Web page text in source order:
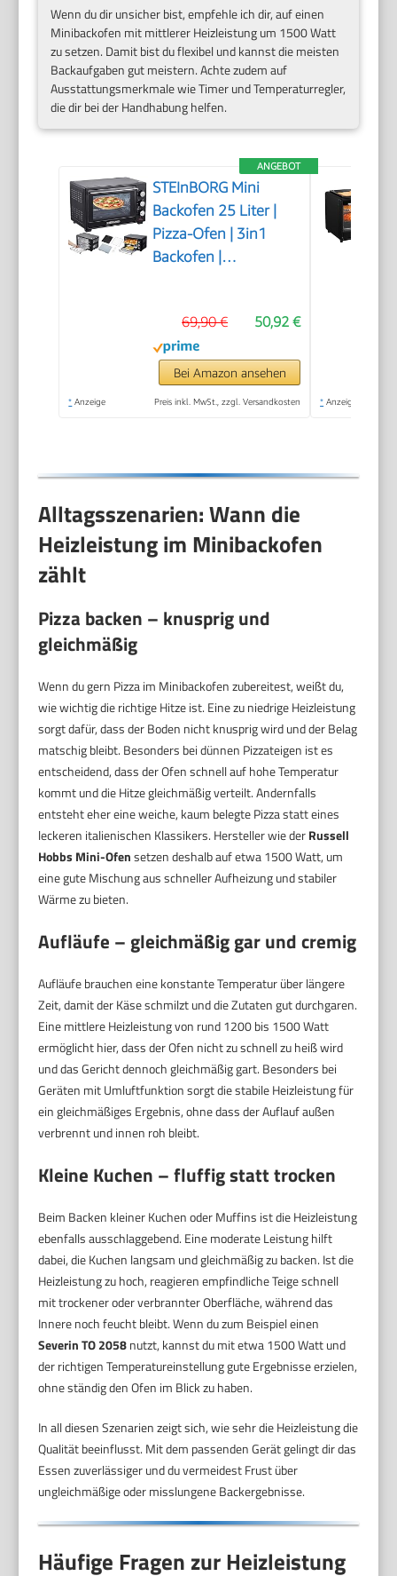
Wenn du dir unsicher bist, empfehle ich dir, auf einen
Minibackofen mit mittlerer Heizleistung um 1500 Watt
zu setzen. Damit bist du flexibel und kannst die meisten
Backaufgaben gut meistern. Achte zudem auf
Ausstattungsmerkmale wie Timer und Temperaturregler,
die dir bei der Handhabung helfen.
ANGEBOT
STEInBORG Mini
Backofen 25 Liter |
Pizza-Ofen | 3in1
Backofen |
Krümelblech |
Ober-/Unterhitze |
Konvektion | 60
minTimer | 1.600
50,92 €
69,90 €
Bei Amazon ansehen
* Anzeige Preis inkl. MwSt., zzgl. Versandkosten * Anzeige
Alltagsszenarien: Wann die
Heizleistung im Minibackofen
zählt
Pizza backen – knusprig und
gleichmäßig
Wenn du gern Pizza im Minibackofen zubereitest, weißt du,
wie wichtig die richtige Hitze ist. Eine zu niedrige Heizleistung
sorgt dafür, dass der Boden nicht knusprig wird und der Belag
matschig bleibt. Besonders bei dünnen Pizzateigen ist es
entscheidend, dass der Ofen schnell auf hohe Temperatur
kommt und die Hitze gleichmäßig verteilt. Andernfalls
entsteht eher eine weiche, kaum belegte Pizza statt eines
leckeren italienischen Klassikers. Hersteller wie derRussell
Hobbs Mini-Ofensetzen deshalb auf etwa 1500 Watt, um
eine gute Mischung aus schneller Aufheizung und stabiler
Wärme zu bieten.
Aufläufe – gleichmäßig gar und cremig
Aufläufe brauchen eine konstante Temperatur über längere
Zeit, damit der Käse schmilzt und die Zutaten gut durchgaren.
Eine mittlere Heizleistung von rund 1200 bis 1500 Watt
ermöglicht hier, dass der Ofen nicht zu schnell zu heiß wird
und das Gericht dennoch gleichmäßig gart. Besonders bei
Geräten mit Umluftfunktion sorgt die stabile Heizleistung für
ein gleichmäßiges Ergebnis, ohne dass der Auflauf außen
verbrennt und innen roh bleibt.
Kleine Kuchen – fluffig statt trocken
Beim Backen kleiner Kuchen oder Muffins ist die Heizleistung
ebenfalls ausschlaggebend. Eine moderate Leistung hilft
dabei, die Kuchen langsam und gleichmäßig zu backen. Ist die
Heizleistung zu hoch, reagieren empfindliche Teige schnell
mit trockener oder verbrannter Oberfläche, während das
Innere noch feucht bleibt. Wenn du zum Beispiel einen
Severin TO 2058nutzt, kannst du mit etwa 1500 Watt und
der richtigen Temperatureinstellung gute Ergebnisse erzielen,
ohne ständig den Ofen im Blick zu haben.
In all diesen Szenarien zeigt sich, wie sehr die Heizleistung die
Qualität beeinflusst. Mit dem passenden Gerät gelingt dir das
Essen zuverlässiger und du vermeidest Frust über
ungleichmäßige oder misslungene Backergebnisse.
Häufige Fragen zur Heizleistung